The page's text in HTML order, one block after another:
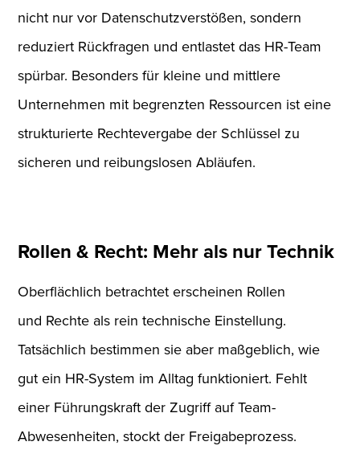
nicht nur vor Datenschutzverstößen, sondern
reduziert Rückfragen und entlastet das HR-Team
spürbar. Besonders für kleine und mittlere
Unternehmen mit begrenzten Ressourcen ist eine
strukturierte Rechtevergabe der Schlüssel zu
sicheren und reibungslosen Abläufen.
Rollen & Recht: Mehr als nur Technik
Oberflächlich betrachtet erscheinen Rollen
und Rechte als rein technische Einstellung.
Tatsächlich bestimmen sie aber maßgeblich, wie
gut ein HR-System im Alltag funktioniert. Fehlt
einer Führungskraft der Zugriff auf Team-
Abwesenheiten, stockt der Freigabeprozess.